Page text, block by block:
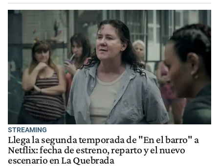
STREAMING
Llega la segunda temporada de "En el barro" a
Netflix: fecha de estreno, reparto y el nuevo
escenario en La Quebrada